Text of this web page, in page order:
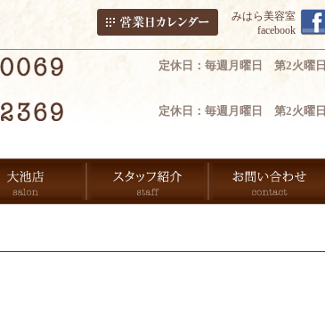
みはら美容室
facebook
定休日：毎週月曜日 第2火曜日
定休日：毎週月曜日 第2火曜日